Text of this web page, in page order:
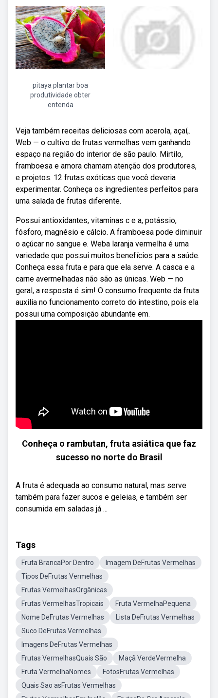
pitaya plantar boa
produtividade obter
entenda
Veja também receitas deliciosas com acerola, açaí,.
Web — o cultivo de frutas vermelhas vem ganhando
espaço na região do interior de são paulo. Mirtilo,
framboesa e amora chamam atenção dos produtores,
e projetos. 12 frutas exóticas que você deveria
experimentar. Conheça os ingredientes perfeitos para
uma salada de frutas diferente.
Possui antioxidantes, vitaminas c e a, potássio,
fósforo, magnésio e cálcio. A framboesa pode diminuir
o açúcar no sangue e. Weba laranja vermelha é uma
variedade que possui muitos benefícios para a saúde.
Conheça essa fruta e para que ela serve. A casca e a
carne avermelhadas não são as únicas. Web — no
geral, a resposta é sim! O consumo frequente da fruta
auxilia no funcionamento correto do intestino, pois ela
possui uma composição abundante em.
Conheça o rambutan, fruta asiática que faz
sucesso no norte do Brasil
A fruta é adequada ao consumo natural, mas serve
também para fazer sucos e geleias, e também ser
consumida em saladas já ...
Tags
Fruta BrancaPor Dentro
Imagem DeFrutas Vermelhas
Tipos DeFrutas Vermelhas
Frutas VermelhasOrgânicas
Frutas VermelhasTropicais
Fruta VermelhaPequena
Nome DeFrutas Vermelhas
Lista DeFrutas Vermelhas
Suco DeFrutas Vermelhas
Imagens DeFrutas Vermelhas
Frutas VermelhasQuais São
Maçã VerdeVermelha
Fruta VermelhaNomes
FotosFrutas Vermelhas
Quais Sao asFrutas Vermelhas